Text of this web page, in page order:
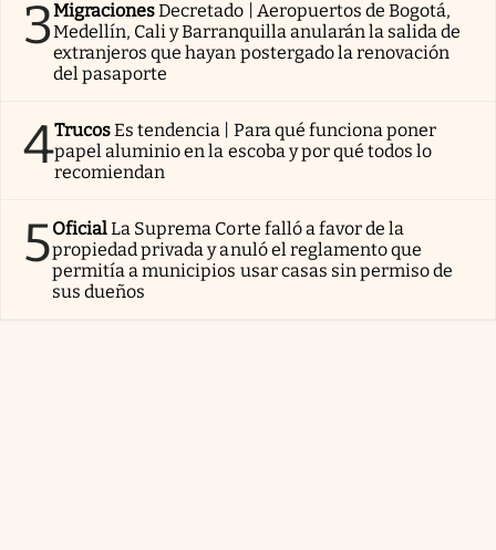
3MigracionesDecretado | Aeropuertos de Bogotá,
Medellín, Cali y Barranquilla anularán la salida de
extranjeros que hayan postergado la renovación
del pasaporte
4TrucosEs tendencia | Para qué funciona poner
papel aluminio en la escoba y por qué todos lo
recomiendan
5OficialLa Suprema Corte falló a favor de la
propiedad privada y anuló el reglamento que
permitía a municipios usar casas sin permiso de
sus dueños